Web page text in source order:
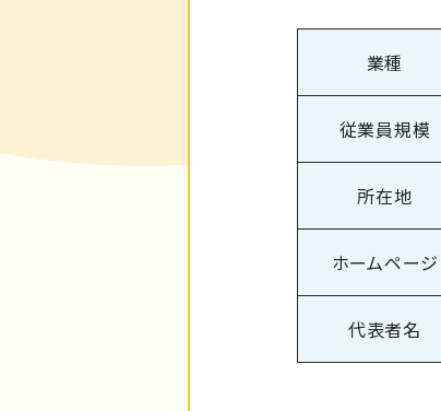
業種
従業員規模
所在地
ホームページ
代表者名